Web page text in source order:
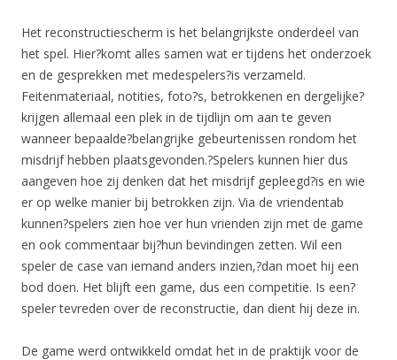
Het reconstructiescherm is het belangrijkste onderdeel van
het spel. Hier?komt alles samen wat er tijdens het onderzoek
en de gesprekken met medespelers?is verzameld.
Feitenmateriaal, notities, foto?s, betrokkenen en dergelijke?
krijgen allemaal een plek in de tijdlijn om aan te geven
wanneer bepaalde?belangrijke gebeurtenissen rondom het
misdrijf hebben plaatsgevonden.?Spelers kunnen hier dus
aangeven hoe zij denken dat het misdrijf gepleegd?is en wie
er op welke manier bij betrokken zijn. Via de vriendentab
kunnen?spelers zien hoe ver hun vrienden zijn met de game
en ook commentaar bij?hun bevindingen zetten. Wil een
speler de case van iemand anders inzien,?dan moet hij een
bod doen. Het blijft een game, dus een competitie. Is een?
speler tevreden over de reconstructie, dan dient hij deze in.
De game werd ontwikkeld omdat het in de praktijk voor de